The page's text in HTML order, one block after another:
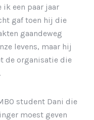
ik een paar jaar
gaf toen hij die
gaandeweg
levens, maar hij
de organisatie die
student Dani die
moest geven